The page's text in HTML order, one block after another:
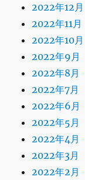
2022年12月
2022年11月
2022年10月
2022年9月
2022年8月
2022年7月
2022年6月
2022年5月
2022年4月
2022年3月
2022年2月